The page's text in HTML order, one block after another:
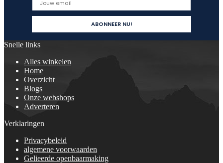
Snelle links
Alles winkelen
Home
Overzicht
Blogs
Onze webshops
Adverteren
Verklaringen
Privacybeleid
algemene voorwaarden
Gelieerde openbaarmaking